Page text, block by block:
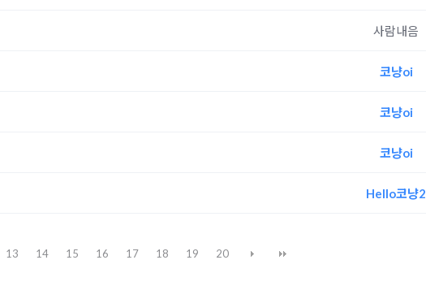
사람내음
코냥oi
코냥oi
코냥oi
Hello코냥2
13 14 15 16 17 18 19 20